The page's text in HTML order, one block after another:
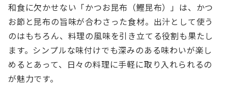
和食に欠かせない「かつお昆布（鰹昆布）」は、かつ
お節と昆布の旨味が合わさった食材。出汁として使う
のはもちろん、料理の風味を引き立てる役割も果たし
ます。シンプルな味付けでも深みのある味わいが楽し
めるとあって、日々の料理に手軽に取り入れられるの
が魅力です。